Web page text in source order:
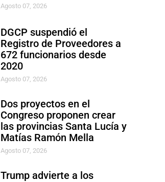
Agosto 07, 2026
DGCP suspendió el
Registro de Proveedores a
672 funcionarios desde
2020
Agosto 07, 2026
Dos proyectos en el
Congreso proponen crear
las provincias Santa Lucía y
Matías Ramón Mella
Agosto 07, 2026
Trump advierte a los